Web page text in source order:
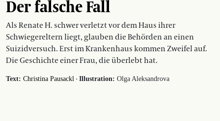
Der falsche Fall
Als Renate H. schwer verletzt vor dem Haus ihrer
Schwiegereltern liegt, glauben die Behörden an einen
Suizidversuch. Erst im Krankenhaus kommen Zweifel auf.
Die Geschichte einer Frau, die überlebt hat.
Text: Christina Pausackl · Illustration: Olga Aleksandrova